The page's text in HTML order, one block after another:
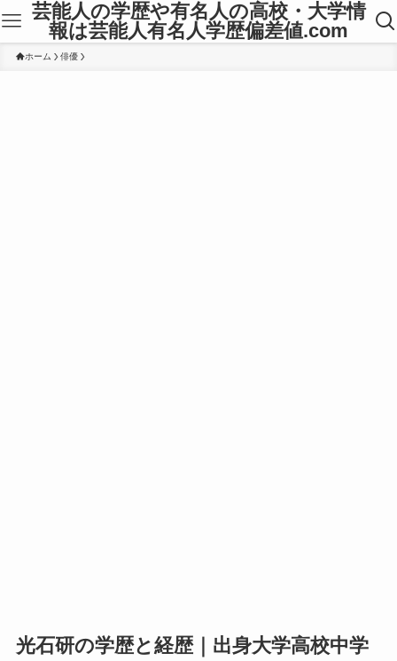
芸能人の学歴や有名人の高校・大学情
報は芸能人有名人学歴偏差値.com
ホーム 俳優
光石研の学歴と経歴｜出身大学高校中学